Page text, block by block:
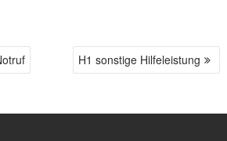
H1 sonstige Hilfeleistung